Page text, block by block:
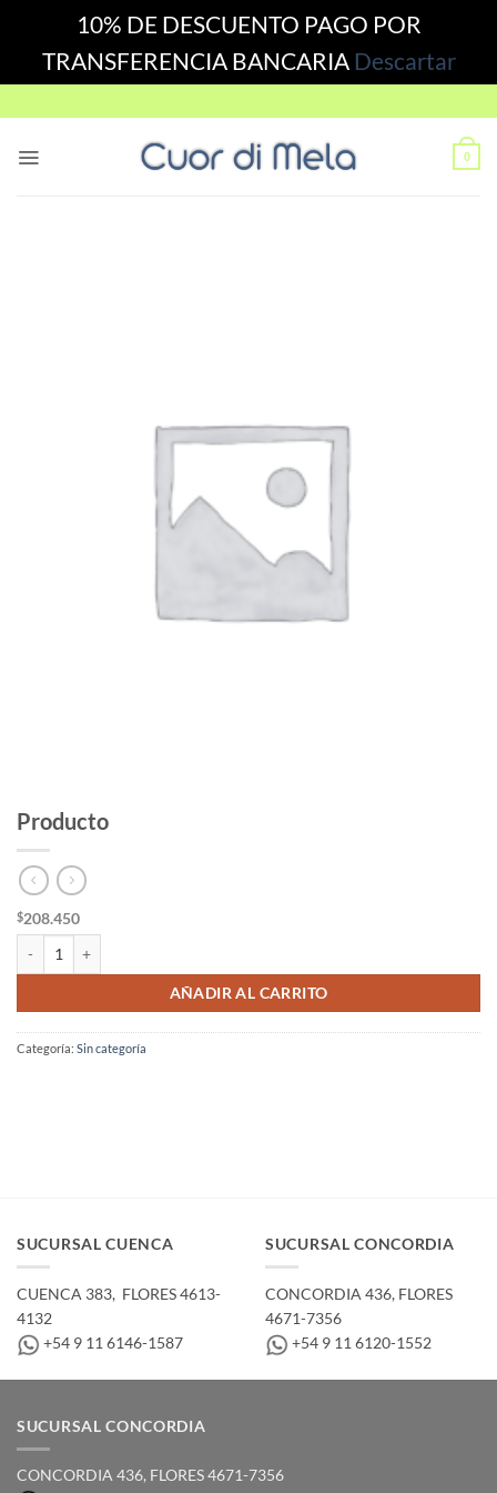
10% DE DESCUENTO PAGO POR
TRANSFERENCIA BANCARIA Descartar
to
0
Producto
$208.450
AÑADIR AL CARRITO
Categoría: Sin categoría
SUCURSAL CUENCA
CUENCA 383, ­ FLORES 4613-
4132
+54 9 11 6146-1587
SUCURSAL CONCORDIA
CONCORDIA 436,­ FLORES
4671-7356
+54 9 11 6120-1552
SUCURSAL CONCORDIA
CONCORDIA 436,­ FLORES 4671-7356